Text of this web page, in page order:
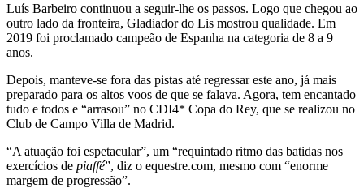
Luís Barbeiro continuou a seguir-lhe os passos. Logo que chegou ao
outro lado da fronteira, Gladiador do Lis mostrou qualidade. Em
2019 foi proclamado campeão de Espanha na categoria de 8 a 9
anos.
Depois, manteve-se fora das pistas até regressar este ano, já mais
preparado para os altos voos de que se falava. Agora, tem encantado
tudo e todos e “arrasou” no CDI4* Copa do Rey, que se realizou no
Club de Campo Villa de Madrid.
“A atuação foi espetacular”, um “requintado ritmo das batidas nos
exercícios de piaffé”, diz o equestre.com, mesmo com “enorme
margem de progressão”.